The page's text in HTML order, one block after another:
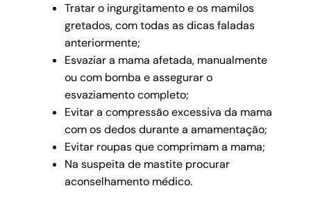
Tratar o ingurgitamento e os mamilos
gretados, com todas as dicas faladas
anteriormente;
Esvaziar a mama afetada, manualmente
ou com bomba e assegurar o
esvaziamento completo;
Evitar a compressão excessiva da mama
com os dedos durante a amamentação;
Evitar roupas que comprimam a mama;
Na suspeita de mastite procurar
aconselhamento médico.